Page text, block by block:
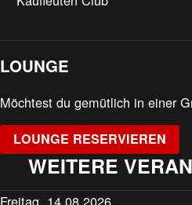
LOUNGE
Möchtest du gemütlich in einer
LOUNGE RESERVIEREN
WEITERE
Freitag, 14.08.2026